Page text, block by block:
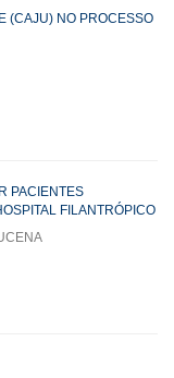
(CAJU) NO PROCESSO
PACIENTES
FILANTRÓPICO